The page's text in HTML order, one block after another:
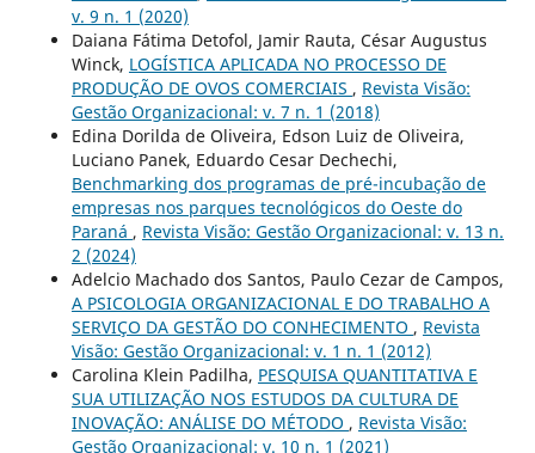
v. 9 n. 1 (2020)
Daiana Fátima Detofol, Jamir Rauta, César Augustus
Winck, LOGÍSTICA APLICADA NO PROCESSO DE
PRODUÇÃO DE OVOS COMERCIAIS , Revista Visão:
Gestão Organizacional: v. 7 n. 1 (2018)
Edina Dorilda de Oliveira, Edson Luiz de Oliveira,
Luciano Panek, Eduardo Cesar Dechechi,
Benchmarking dos programas de pré-incubação de
empresas nos parques tecnológicos do Oeste do
Paraná , Revista Visão: Gestão Organizacional: v. 13 n.
2 (2024)
Adelcio Machado dos Santos, Paulo Cezar de Campos,
A PSICOLOGIA ORGANIZACIONAL E DO TRABALHO A
SERVIÇO DA GESTÃO DO CONHECIMENTO , Revista
Visão: Gestão Organizacional: v. 1 n. 1 (2012)
Carolina Klein Padilha, PESQUISA QUANTITATIVA E
SUA UTILIZAÇÃO NOS ESTUDOS DA CULTURA DE
INOVAÇÃO: ANÁLISE DO MÉTODO , Revista Visão:
Gestão Organizacional: v. 10 n. 1 (2021)